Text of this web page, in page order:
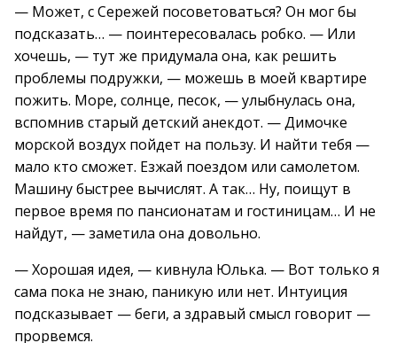
— Может, с Сережей посоветоваться? Он мог бы
подсказать… — поинтересовалась робко. — Или
хочешь, — тут же придумала она, как решить
проблемы подружки, — можешь в моей квартире
пожить. Море, солнце, песок, — улыбнулась она,
вспомнив старый детский анекдот. — Димочке
морской воздух пойдет на пользу. И найти тебя —
мало кто сможет. Езжай поездом или самолетом.
Машину быстрее вычислят. А так… Ну, поищут в
первое время по пансионатам и гостиницам… И не
найдут, — заметила она довольно.
— Хорошая идея, — кивнула Юлька. — Вот только я
сама пока не знаю, паникую или нет. Интуиция
подсказывает — беги, а здравый смысл говорит —
прорвемся.